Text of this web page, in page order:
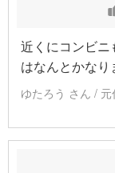
近くにコンビ
はなんとかなり
ゆたろう さん / 元